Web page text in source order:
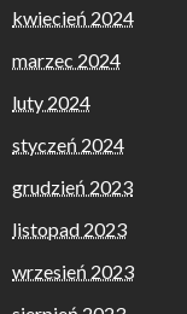
kwiecień 2024
marzec 2024
luty 2024
styczeń 2024
grudzień 2023
listopad 2023
wrzesień 2023